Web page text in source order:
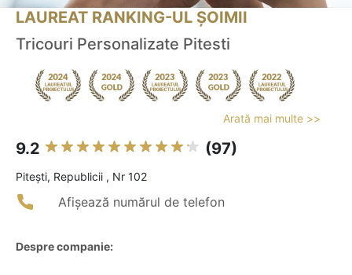
LAUREAT RANKING-UL ȘOIMII
Tricouri Personalizate Pitesti
Arată mai multe >>
9.2 (97)
Piteşti, Republicii , Nr 102
Afișează numărul de telefon
Despre companie: